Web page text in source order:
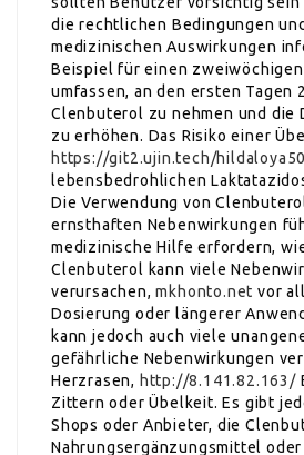
die rechtlichen Bedingungen
medizinischen Auswirkungen
Beispiel für einen
umfassen, an den ersten Tagen
Clenbuterol zu nehmen und die
zu erhöhen. Das Risiko einer
https://git2.ujin.tech/
lebensbedrohlichen
Die Verwendung von
ernsthaften Nebenwirkungen
medizinische Hilfe erfordern,
Clenbuterol kann viele
verursachen,mkhonto.net vor
Dosierung oder längerer
kann jedoch auch viele
gefährliche Nebenwirkungen
Herzrasen, http://8.141.82.163/
Zittern oder Übelkeit. Es gibt
Shops oder Anbieter, die
Nahrungsergänzungsmittel oder